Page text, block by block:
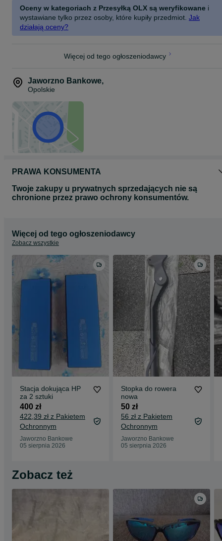
Oceny w kategoriach z Przesyłką OLX są weryfikowane i
wystawiane tylko przez osoby, które kupiły przedmiot. Jak
działają oceny?
Więcej od tego ogłoszeniodawcy
Jaworzno Bankowe,
Opolskie
PRAWA KONSUMENTA
Twoje zakupy u prywatnych sprzedających nie są
chronione przez prawo ochrony konsumentów.
Więcej od tego ogłoszeniodawcy
Zobacz wszystkie
Stacja dokująca HP
za 2 sztuki
400 zł
422,39 zł z Pakietem
Ochronnym
Jaworzno Bankowe
05 sierpnia 2026
Stopka do rowera
nowa
50 zł
56 zł z Pakietem
Ochronnym
Jaworzno Bankowe
05 sierpnia 2026
Zobacz też